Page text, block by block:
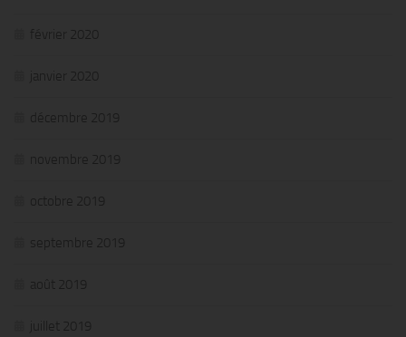
février 2020
janvier 2020
décembre 2019
novembre 2019
octobre 2019
septembre 2019
août 2019
juillet 2019